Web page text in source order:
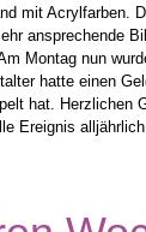
mit Acrylfarben.
ansprechende
Montag nun
hatte einen
hat. Herzlichen
Ereignis